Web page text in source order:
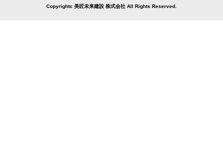
Copyrightc 美匠未来建設 株式会社 All Rights Reserved.